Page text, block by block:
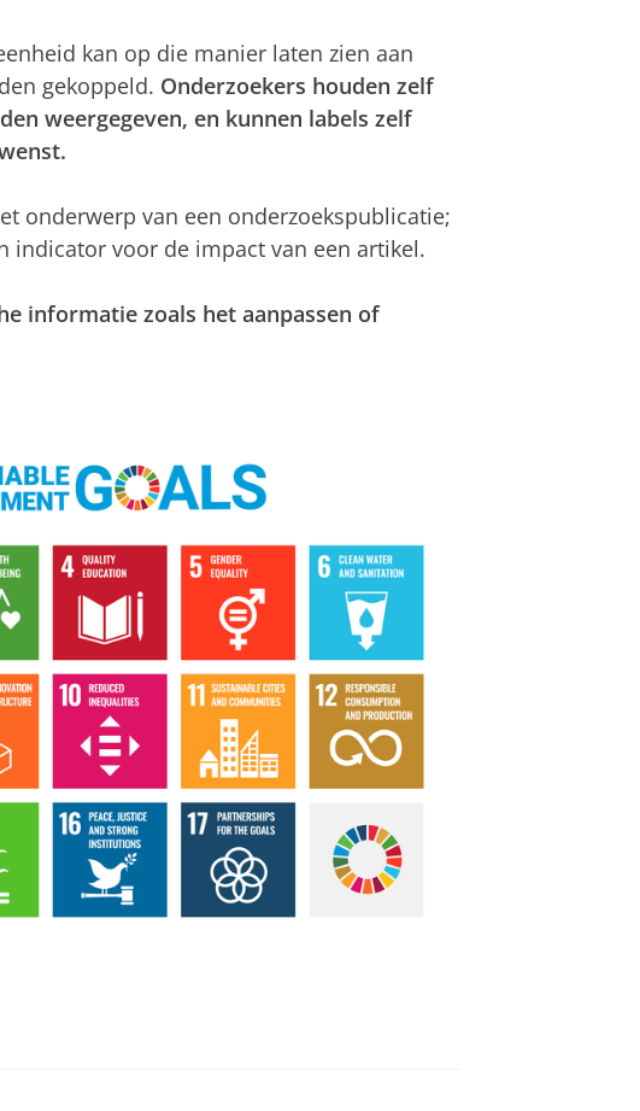
kan op die manier laten zien aan
gekoppeld. Onderzoekers houden zelf
weergegeven, en kunnen labels zelf
onderwerp van een onderzoekspublicatie;
indicator voor de impact van een artikel.
informatie zoals het aanpassen of